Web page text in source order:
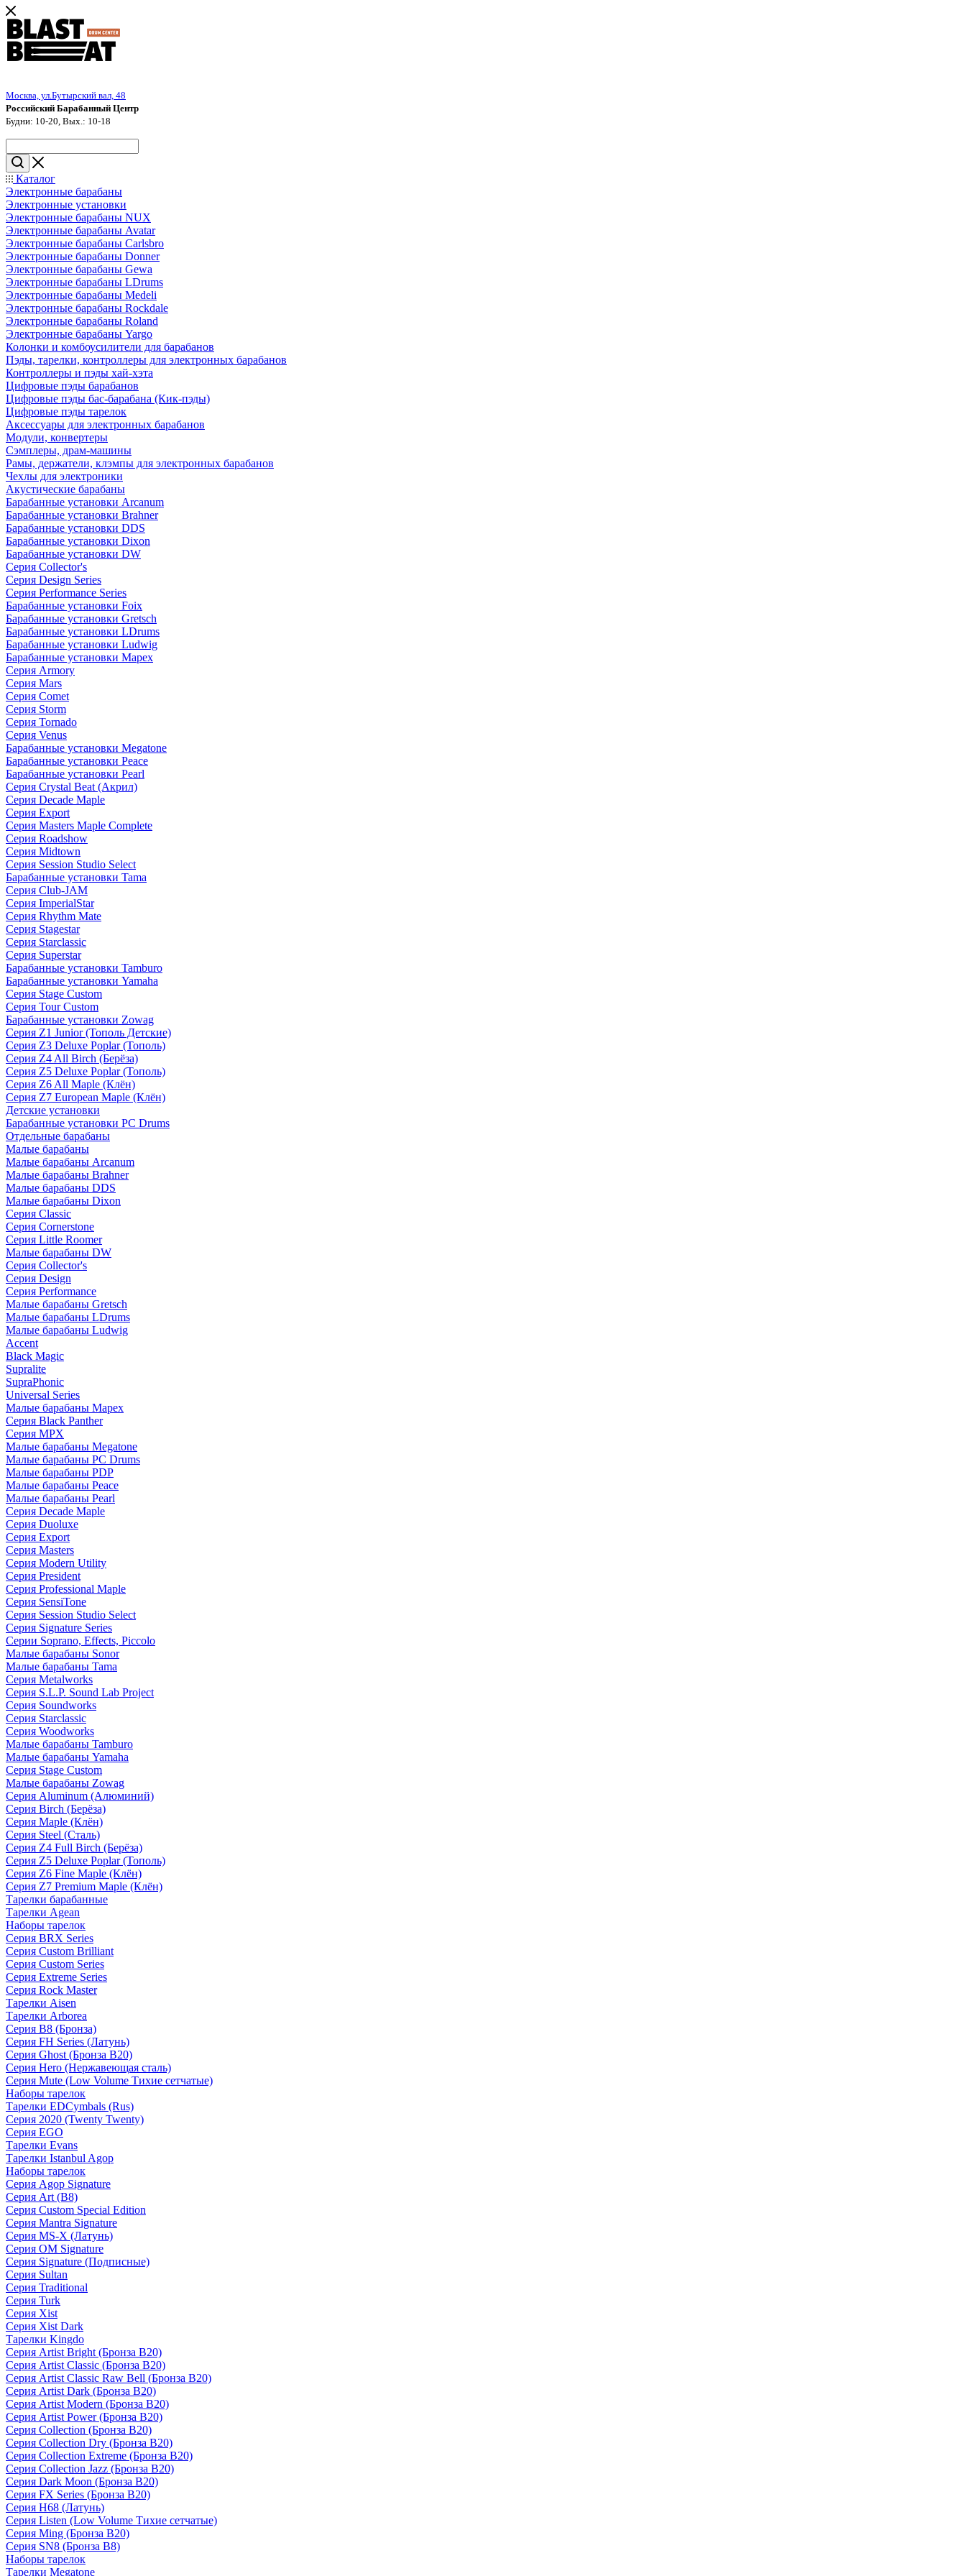
Москва, ул.Бутырский вал, 48
Российский Барабанный Центр
Будни: 10-20, Вых.: 10-18
Каталог
Электронные барабаны
Электронные установки
Электронные барабаны NUX
Электронные барабаны Avatar
Электронные барабаны Carlsbro
Электронные барабаны Donner
Электронные барабаны Gewa
Электронные барабаны LDrums
Электронные барабаны Medeli
Электронные барабаны Rockdale
Электронные барабаны Roland
Электронные барабаны Yargo
Колонки и комбоусилители для барабанов
Пэды, тарелки, контроллеры для электронных барабанов
Контроллеры и пэды хай-хэта
Цифровые пэды барабанов
Цифровые пэды бас-барабана (Кик-пэды)
Цифровые пэды тарелок
Аксессуары для электронных барабанов
Модули, конвертеры
Сэмплеры, драм-машины
Рамы, держатели, клэмпы для электронных барабанов
Чехлы для электроники
Акустические барабаны
Барабанные установки Arcanum
Барабанные установки Brahner
Барабанные установки DDS
Барабанные установки Dixon
Барабанные установки DW
Серия Collector's
Серия Design Series
Серия Performance Series
Барабанные установки Foix
Барабанные установки Gretsch
Барабанные установки LDrums
Барабанные установки Ludwig
Барабанные установки Mapex
Серия Armory
Серия Mars
Серия Comet
Серия Storm
Серия Tornado
Серия Venus
Барабанные установки Megatone
Барабанные установки Peace
Барабанные установки Pearl
Серия Crystal Beat (Акрил)
Серия Decade Maple
Серия Export
Серия Masters Maple Complete
Серия Roadshow
Серия Midtown
Серия Session Studio Select
Барабанные установки Tama
Серия Club-JAM
Серия ImperialStar
Серия Rhythm Mate
Серия Stagestar
Серия Starclassic
Серия Superstar
Барабанные установки Tamburo
Барабанные установки Yamaha
Серия Stage Custom
Серия Tour Custom
Барабанные установки Zowag
Серия Z1 Junior (Тополь Детские)
Серия Z3 Deluxe Poplar (Тополь)
Серия Z4 All Birch (Берёза)
Серия Z5 Deluxe Poplar (Тополь)
Серия Z6 All Maple (Клён)
Серия Z7 European Maple (Клён)
Детские установки
Барабанные установки PC Drums
Отдельные барабаны
Малые барабаны
Малые барабаны Arcanum
Малые барабаны Brahner
Малые барабаны DDS
Малые барабаны Dixon
Серия Classic
Серия Cornerstone
Серия Little Roomer
Малые барабаны DW
Серия Collector's
Серия Design
Серия Performance
Малые барабаны Gretsch
Малые барабаны LDrums
Малые барабаны Ludwig
Accent
Black Magic
Supralite
SupraPhonic
Universal Series
Малые барабаны Mapex
Серия Black Panther
Серия MPX
Малые барабаны Megatone
Малые барабаны PC Drums
Малые барабаны PDP
Малые барабаны Peace
Малые барабаны Pearl
Серия Decade Maple
Серия Duoluxe
Серия Export
Серия Masters
Серия Modern Utility
Серия President
Серия Professional Maple
Серия SensiTone
Серия Session Studio Select
Серия Signature Series
Серии Soprano, Effects, Piccolo
Малые барабаны Sonor
Малые барабаны Tama
Серия Metalworks
Серия S.L.P. Sound Lab Project
Серия Soundworks
Серия Starclassic
Серия Woodworks
Малые барабаны Tamburo
Малые барабаны Yamaha
Серия Stage Custom
Малые барабаны Zowag
Серия Aluminum (Алюминий)
Серия Birch (Берёза)
Серия Maple (Клён)
Серия Steel (Сталь)
Серия Z4 Full Birch (Берёза)
Серия Z5 Deluxe Poplar (Тополь)
Серия Z6 Fine Maple (Клён)
Серия Z7 Premium Maple (Клён)
Тарелки барабанные
Тарелки Agean
Наборы тарелок
Серия BRX Series
Серия Custom Brilliant
Серия Custom Series
Серия Extreme Series
Серия Rock Master
Тарелки Aisen
Тарелки Arborea
Серия B8 (Бронза)
Серия FH Series (Латунь)
Серия Ghost (Бронза B20)
Серия Hero (Нержавеющая сталь)
Серия Mute (Low Volume Тихие сетчатые)
Наборы тарелок
Тарелки EDCymbals (Rus)
Серия 2020 (Twenty Twenty)
Серия EGO
Тарелки Evans
Тарелки Istanbul Agop
Наборы тарелок
Серия Agop Signature
Серия Art (B8)
Серия Custom Special Edition
Серия Mantra Signature
Серия MS-X (Латунь)
Серия OM Signature
Серия Signature (Подписные)
Серия Sultan
Серия Traditional
Серия Turk
Серия Xist
Серия Xist Dark
Тарелки Kingdo
Серия Artist Bright (Бронза B20)
Серия Artist Classic (Бронза B20)
Серия Artist Classic Raw Bell (Бронза B20)
Серия Artist Dark (Бронза B20)
Серия Artist Modern (Бронза B20)
Серия Artist Power (Бронза B20)
Серия Collection (Бронза B20)
Серия Collection Dry (Бронза B20)
Серия Collection Extreme (Бронза B20)
Серия Collection Jazz (Бронза B20)
Серия Dark Moon (Бронза B20)
Серия FX Series (Бронза B20)
Серия H68 (Латунь)
Серия Listen (Low Volume Тихие сетчатые)
Серия Ming (Бронза B20)
Серия SN8 (Бронза B8)
Наборы тарелок
Тарелки Megatone